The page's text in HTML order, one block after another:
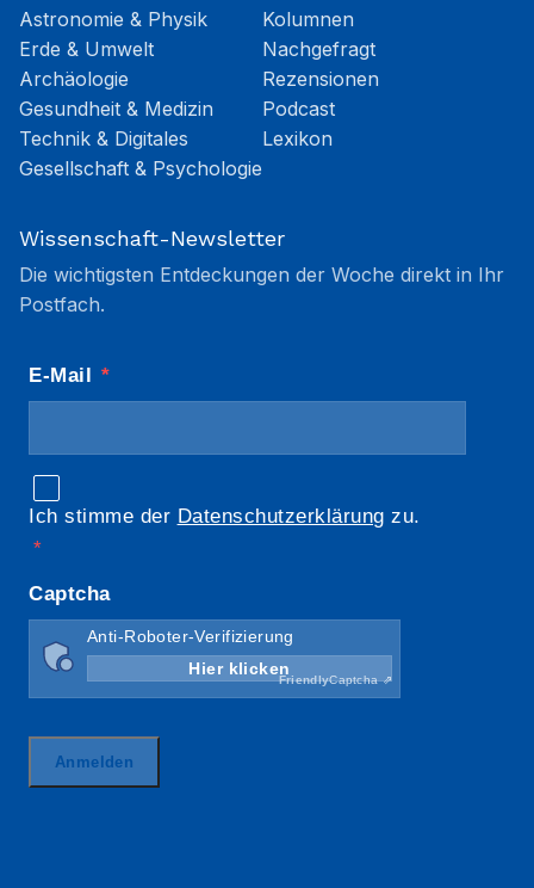
Astronomie & Physik
Erde & Umwelt
Archäologie
Gesundheit & Medizin
Technik & Digitales
Gesellschaft & Psychologie
Kolumnen
Nachgefragt
Rezensionen
Podcast
Lexikon
Wissenschaft-Newsletter
Die wichtigsten Entdeckungen der Woche direkt in Ihr
Postfach.